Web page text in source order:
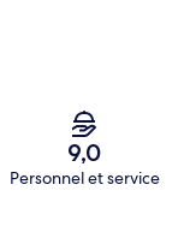
9,0
Personnel et service